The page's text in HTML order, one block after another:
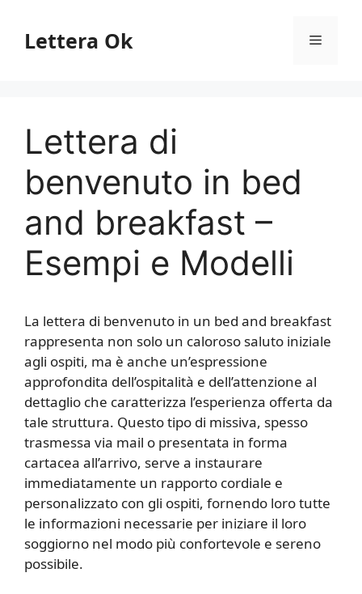
contenuto
Lettera Ok Menu
Lettera di
benvenuto in bed
and breakfast –
Esempi e Modelli
La lettera di benvenuto in un bed and breakfast
rappresenta non solo un caloroso saluto iniziale
agli ospiti, ma è anche un’espressione
approfondita dell’ospitalità e dell’attenzione al
dettaglio che caratterizza l’esperienza offerta da
tale struttura. Questo tipo di missiva, spesso
trasmessa via mail o presentata in forma
cartacea all’arrivo, serve a instaurare
immediatamente un rapporto cordiale e
personalizzato con gli ospiti, fornendo loro tutte
le informazioni necessarie per iniziare il loro
soggiorno nel modo più confortevole e sereno
possibile.